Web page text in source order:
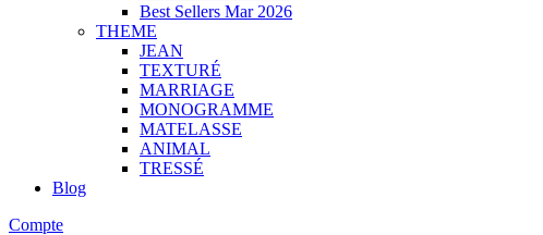
Best Sellers Mar 2026
THEME
JEAN
TEXTURÉ
MARRIAGE
MONOGRAMME
MATELASSE
ANIMAL
TRESSÉ
Blog
Compte